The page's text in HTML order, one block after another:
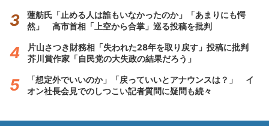
蓮舫氏「止める人は誰もいなかったのか」「あまりにも愕
然」 高市首相「上空から合掌」巡る投稿を批判
片山さつき財務相「失われた28年を取り戻す」投稿に批判
芥川賞作家「自民党の大失政の結果だろう」
「想定外でいいのか」「戻っていいとアナウンスは？」 イ
オン社長会見でのしつこい記者質問に疑問も続々